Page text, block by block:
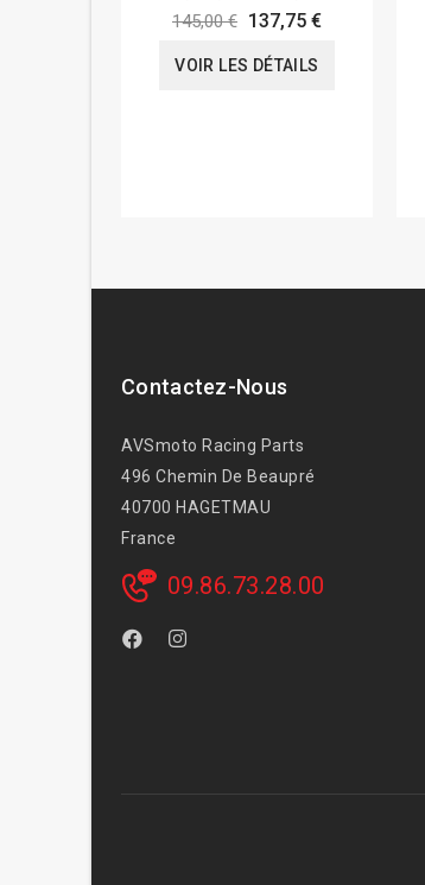
145,00 € 137,75 €
VOIR LES DÉTAILS
Contactez-Nous
AVSmoto Racing Parts
496 Chemin De Beaupré
40700 HAGETMAU
France
09.86.73.28.00